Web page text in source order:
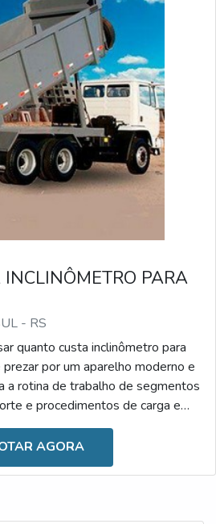
PARA
- RS
quanto custa inclinômetro para
por um aparelho moderno e
a rotina de trabalho de segmentos
e procedimentos de carga e
materiais de alta qualidade, ele
ser facilmente
informações, é possível observar
AGORA